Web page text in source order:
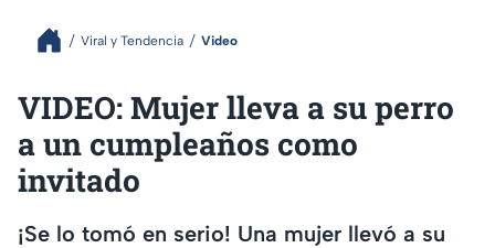
Viral y Tendencia Video
VIDEO: Mujer lleva a su perro
a un cumpleaños como
invitado
¡Se lo tomó en serio! Una mujer llevó a su